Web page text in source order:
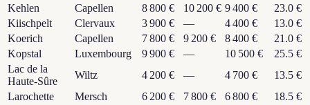
Kehlen
Capellen 8 800 € 10 200 € 9 400 €
23.0 €
Kiischpelt
Clervaux 3 900 € — 4 400 €
13.0 €
Koerich
Capellen 7 800 € 9 200 € 8 400 €
21.0 €
Kopstal
Luxembourg 9 900 € — 10 500 €
25.5 €
Lac de la
Haute-Sûre
Wiltz 4 200 € — 4 700 €
13.5 €
Larochette
Mersch 6 200 € 7 800 € 6 800 €
18.5 €